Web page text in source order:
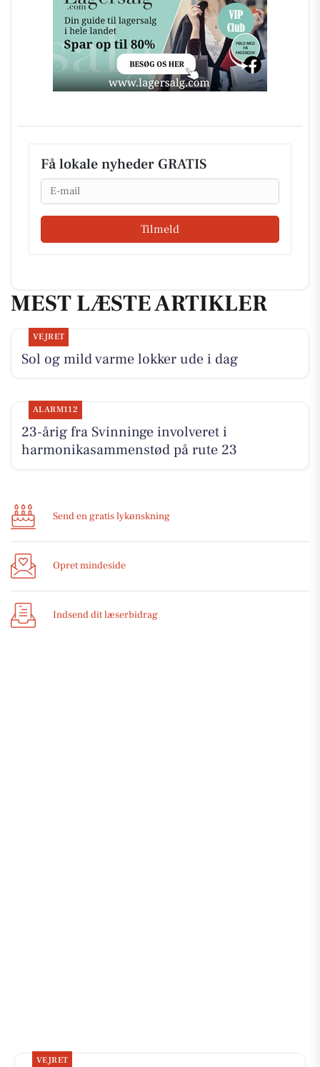
Få lokale nyheder GRATIS
Email
Tilmeld
MEST LÆSTE ARTIKLER
VEJRET
Sol og mild varme lokker ude i dag
ALARM112
23-årig fra Svinninge involveret i
harmonikasammenstød på rute 23
Send en gratis lykønskning
Opret mindeside
Indsend dit læserbidrag
VEJRET